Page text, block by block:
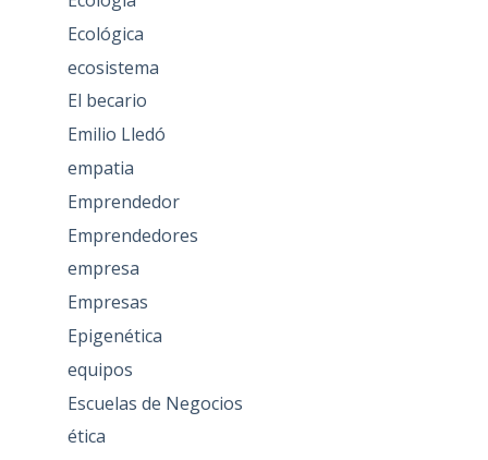
Ecológica
ecosistema
El becario
Emilio Lledó
empatia
Emprendedor
Emprendedores
empresa
Empresas
Epigenética
equipos
Escuelas de Negocios
ética